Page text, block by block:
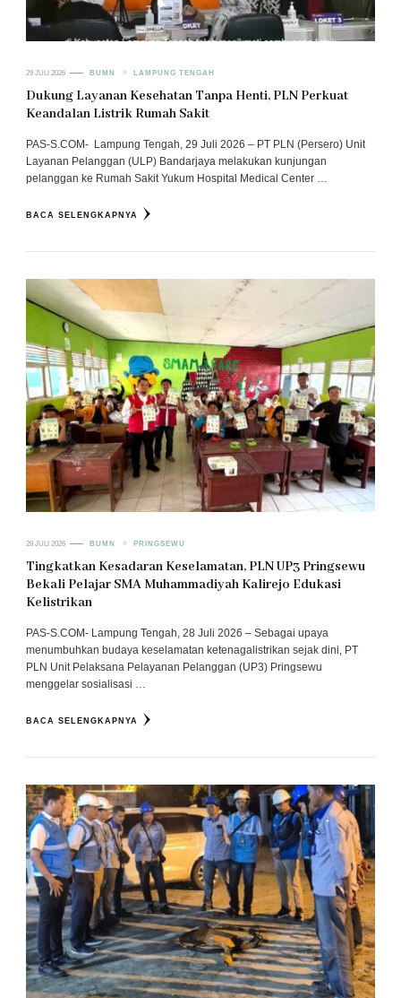
29 JULI 2026 BUMN LAMPUNG TENGAH
Dukung Layanan Kesehatan Tanpa Henti, PLN Perkuat
Keandalan Listrik Rumah Sakit
PAS-S.COM- Lampung Tengah, 29 Juli 2026 – PT PLN (Persero) Unit
Layanan Pelanggan (ULP) Bandarjaya melakukan kunjungan
pelanggan ke Rumah Sakit Yukum Hospital Medical Center …
BACA SELENGKAPNYA
28 JULI 2026 BUMN PRINGSEWU
Tingkatkan Kesadaran Keselamatan, PLN UP3 Pringsewu
Bekali Pelajar SMA Muhammadiyah Kalirejo Edukasi
Kelistrikan
PAS-S.COM- Lampung Tengah, 28 Juli 2026 – Sebagai upaya
menumbuhkan budaya keselamatan ketenagalistrikan sejak dini, PT
PLN Unit Pelaksana Pelayanan Pelanggan (UP3) Pringsewu
menggelar sosialisasi …
BACA SELENGKAPNYA